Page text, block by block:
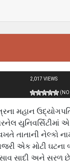
2,017 VIEWS
(NO
મહાન
યુનિવર્સિટીમાં
તાતાની નેલ્કો
એક મોટી
સાદી અને સરળ